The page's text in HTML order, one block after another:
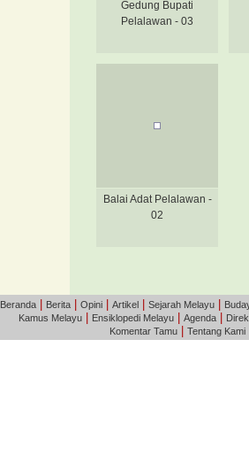
Gedung Bupati
Pelalawan - 03
Balai Adat Pelalawan -
02
Beranda Berita Opini Artikel Sejarah Melayu
Kamus Melayu
Ensiklopedi Melayu Agenda
Komentar Tamu
Tentang Kami